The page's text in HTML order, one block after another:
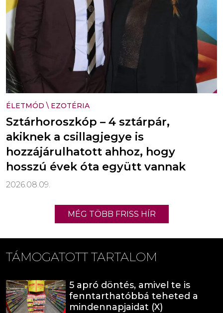
ÉLETMÓD \ EZOTÉRIA
Sztárhoroszkóp – 4 sztárpár,
akiknek a csillagjegye is
hozzájárulhatott ahhoz, hogy
hosszú évek óta együtt vannak
2026.08.09.
MÉG TÖBB FRISS HÍR
TÁMOGATOTT TARTALOM
5 apró döntés, amivel te is
fenntarthatóbbá teheted a
mindennapjaidat (X)